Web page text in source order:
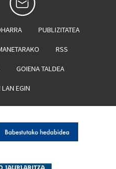
PUBLIZITATEA
RSS
GOIENA TALDEA
LAN EGIN